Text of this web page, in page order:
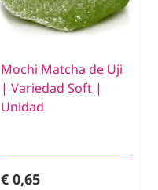
Mochi Matcha de Uji
| Variedad Soft |
Unidad
€ 0,65